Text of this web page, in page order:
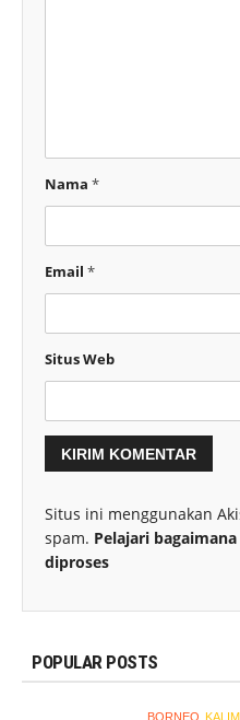
Nama *
Email *
Situs Web
Situs ini menggunakan
spam. Pelajari
diproses
POPULAR POSTS
BORNEO